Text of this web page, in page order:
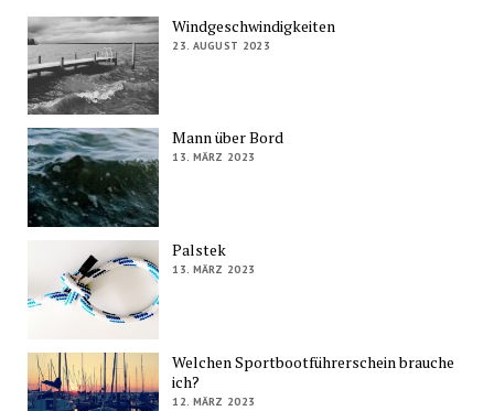
Windgeschwindigkeiten
23. AUGUST 2023
Mann über Bord
13. MÄRZ 2023
Palstek
13. MÄRZ 2023
Welchen Sportbootführerschein brauche
ich?
12. MÄRZ 2023